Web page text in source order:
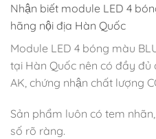
Nhận biết module LED 4
hãng nội địa Hàn Quốc
Module LED 4 bóng màu
tại Hàn Quốc nên có đầy đủ
AK, chứng nhận chất lượng
Sản phẩm luôn có tem
số rõ ràng.